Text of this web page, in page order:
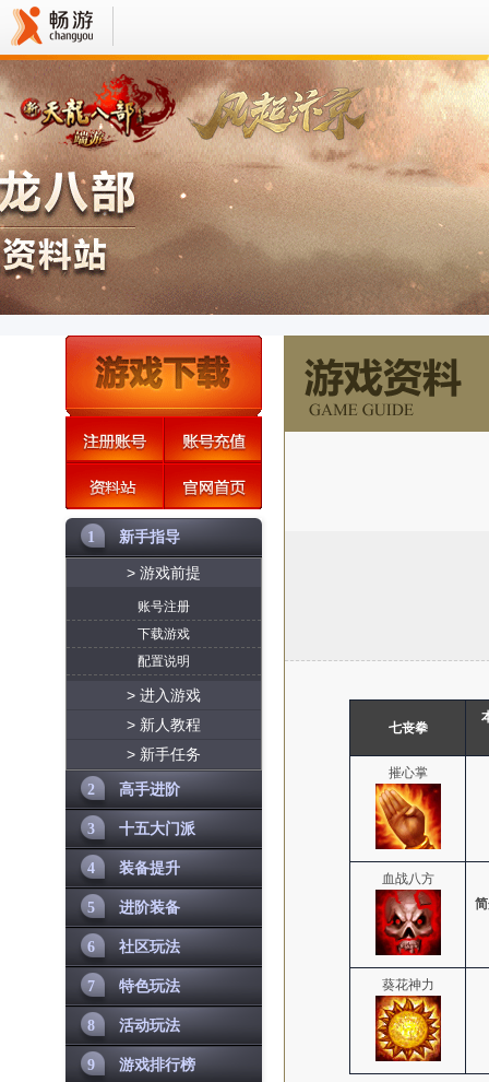
七丧拳
摧心掌
血战八方
葵花神力
1 新手指导
> 游戏前提
账号注册
下载游戏
配置说明
> 进入游戏
> 新人教程
> 新手任务
2 高手进阶
3 十五大门派
4 装备提升
5 进阶装备
6 社区玩法
7 特色玩法
8 活动玩法
9 游戏排行榜